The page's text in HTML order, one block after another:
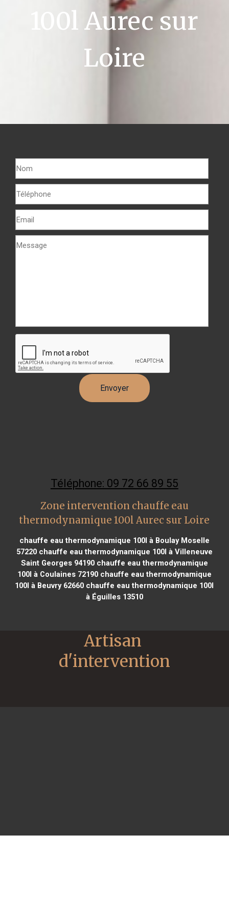
100l Aurec sur
Loire
Téléphone: 09 72 66 89 55
Zone intervention chauffe eau
thermodynamique 100l Aurec sur Loire
chauffe eau thermodynamique 100l à Boulay Moselle
57220chauffe eau thermodynamique 100l à Villeneuve
Saint Georges 94190chauffe eau thermodynamique
100l à Coulaines 72190chauffe eau thermodynamique
100l à Beuvry 62660 chauffe eau thermodynamique 100l
à Éguilles 13510
Artisan
d'intervention